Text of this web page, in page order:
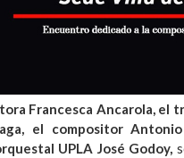
Francesca Ancarola, el
el compositor
UPLA José Godoy,